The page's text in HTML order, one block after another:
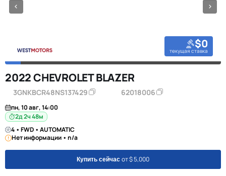
$0
текущая ставка
2022 CHEVROLET BLAZER
3GNKBCR48NS137429 62018006
пн, 10 авг, 14:00
2д 2ч 48м
4 • FWD • AUTOMATIC
Нет информации • n/a
Купить сейчас от $ 5,000